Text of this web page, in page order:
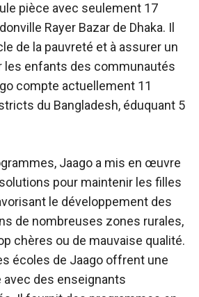
pièce avec seulement 17
Rayer Bazar de Dhaka. Il
de la pauvreté et à assurer un
les enfants des communautés
compte actuellement 11
du Bangladesh, éduquant 5
Jaago a mis en œuvre
pour maintenir les filles
le développement des
de nombreuses zones rurales,
chères ou de mauvaise qualité.
écoles de Jaago offrent une
des enseignants